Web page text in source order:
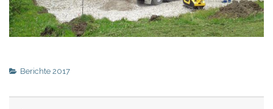
Berichte 2017